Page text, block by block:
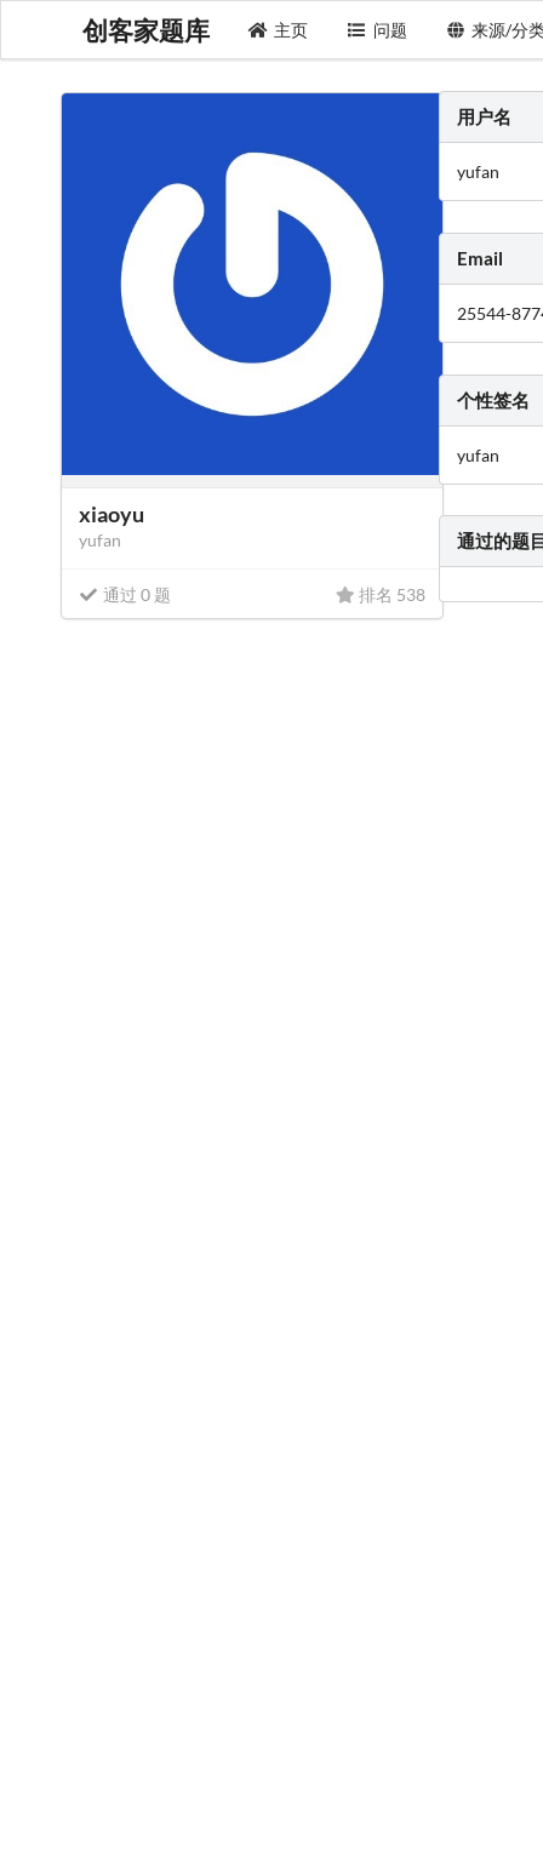
创客家题库 主页 问题 来源/分
xiaoyu
yufan
通过 0 题 排名 538
用户名
yufan
Email
25544-
个性签名
yufan
通过的题